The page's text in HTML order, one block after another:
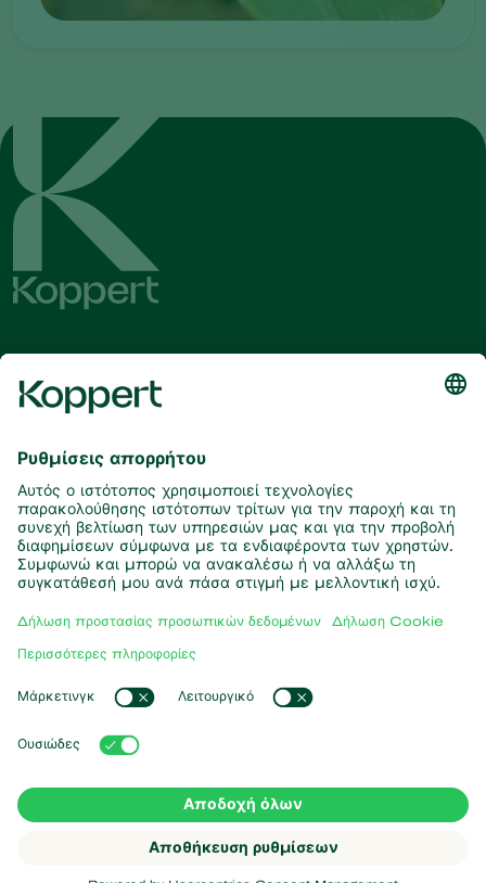
Λάβετε τα τελευταία νέα και
Εγγραφή εδώ
Συνεργάτες με τη φύση
Αρπακτικά ακάρεα
Αρπακτικά έντομα
Ωφέλιμοι νηματώδεις
Ωφέλιμοι μικροοργανισμοί
Επικονίαση
Σχετικά με την Koppert
Νέα & Πληροφορίες
Δουλεύοντας για την Koppert
Επικοινωνία
Koppert Global
Koppert Copyright
Διαχείριση cookies
Δήλωση Προστασίας Προσωπικών
Δήλωση Αποποίησης Ευθύνης
Δήλωση Cookie